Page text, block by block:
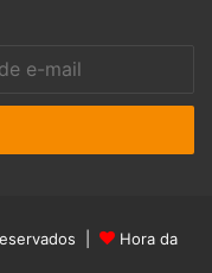
|
Hora da